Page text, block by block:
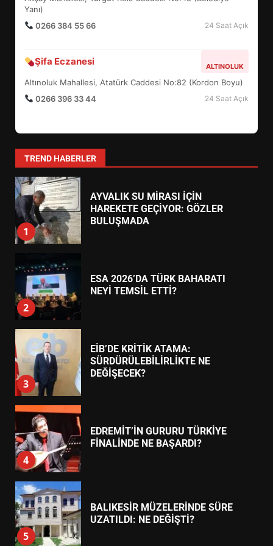
Yanı)
0266 384 55 66
24 Saat Açık
Şifa Eczanesi ALTINOLUK
Altınoluk Mahallesi, Atatürk Caddesi No:82 (Kordon Boyu)
0266 396 33 44
24 Saat Açık
TREND HABERLER
6
7
YENİ YÖNETİM NASIL
ŞEKİLLENDİ?
1
HAREKETE GEÇİYOR: GÖZLER
2
ESA 2026’DA TÜRK BAHARATI
NEYİ TEMSİL ETTİ?
3
EİB’DE KRİTİK ATAMA:
SÜRDÜRÜLEBİLİRLİKTE NE
DEĞİŞECEK?
4
EDREMİT’İN GURURU TÜRKİYE
FİNALİNDE NE BAŞARDI?
5
BALIKESİR MÜZELERİNDE SÜRE
UZATILDI: NE DEĞİŞTİ?
6
BURHANİYE SATRANÇ
TURNUVASI KAYITLARI NEYİ
DEĞİŞTİRİYOR?